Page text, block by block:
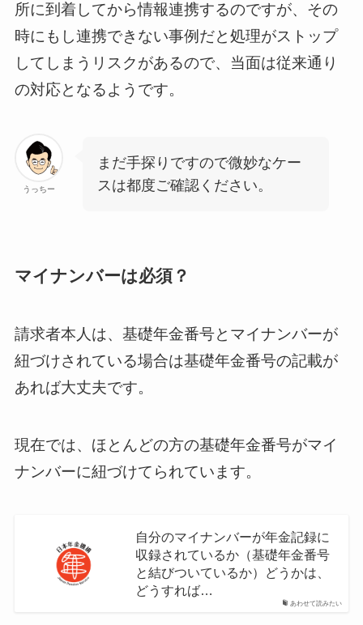
所に到着してから情報連携するのですが、その
時にもし連携できない事例だと処理がストップ
してしまうリスクがあるので、当面は従来通り
の対応となるようです。
うっちー
まだ手探りですので微妙なケー
スは都度ご確認ください。
マイナンバーは必須？
請求者本人は、基礎年金番号とマイナンバーが
紐づけされている場合は基礎年金番号の記載が
あれば大丈夫です。
現在では、ほとんどの方の基礎年金番号がマイ
ナンバーに紐づけてられています。
あわせて読みたい
自分のマイナンバーが年金記録に
収録されているか（基礎年金番号
と結びついているか）どうかは、
どうすれば…